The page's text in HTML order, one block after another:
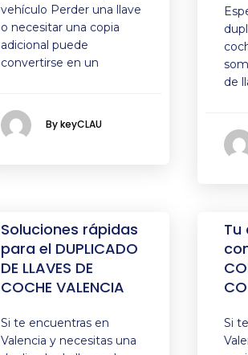
vehículo Perder una llave
o necesitar una copia
adicional puede
convertirse en un
By keyCLAU
de
Soluciones rápidas
para el DUPLICADO
DE LLAVES DE
COCHE VALENCIA
Si te encuentras en
Valencia y necesitas una
Tu
Si